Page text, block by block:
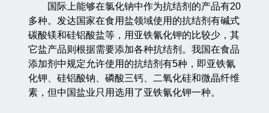
国际上能够在氯化钠中作为抗结剂的产品有20
多种。发达国家在食用盐领域使用的抗结剂有碱式
碳酸镁和硅铝酸盐等，用亚铁氰化钾的比较少，其
它盐产品则根据需要添加各种抗结剂。我国在食品
添加剂中规定允许使用的抗结剂有5种，即亚铁氰
化钾、硅铝酸钠、磷酸三钙、二氧化硅和微晶纤维
素，但中国盐业只用选用了亚铁氰化钾一种。